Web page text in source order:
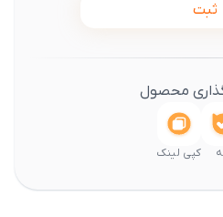
ثبت
محصول
کپی لینک